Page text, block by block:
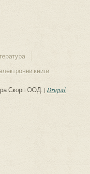
книги
Скорп ООД. | Drupal